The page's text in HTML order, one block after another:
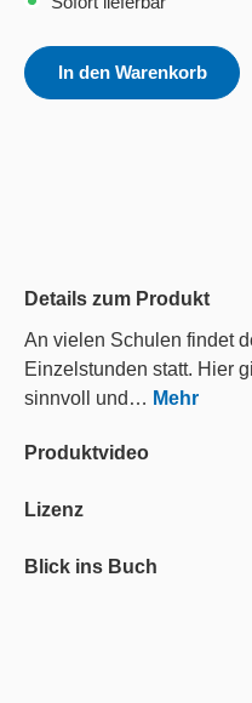
In den Warenkorb
Details zum Produkt
An vielen Schulen findet
Einzelstunden statt. Hier
sinnvoll und… Mehr
Produktvideo
Lizenz
Blick ins Buch